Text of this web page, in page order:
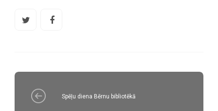
Spēļu diena Bērnu bibliotēkā